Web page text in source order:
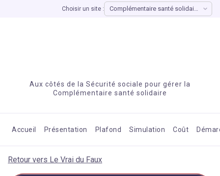
Choisir un site :
Aux côtés de la Sécurité sociale pour gérer la
Complémentaire santé solidaire
Accueil Présentation Plafond Simulation Coût
Retour vers Le Vrai du Faux